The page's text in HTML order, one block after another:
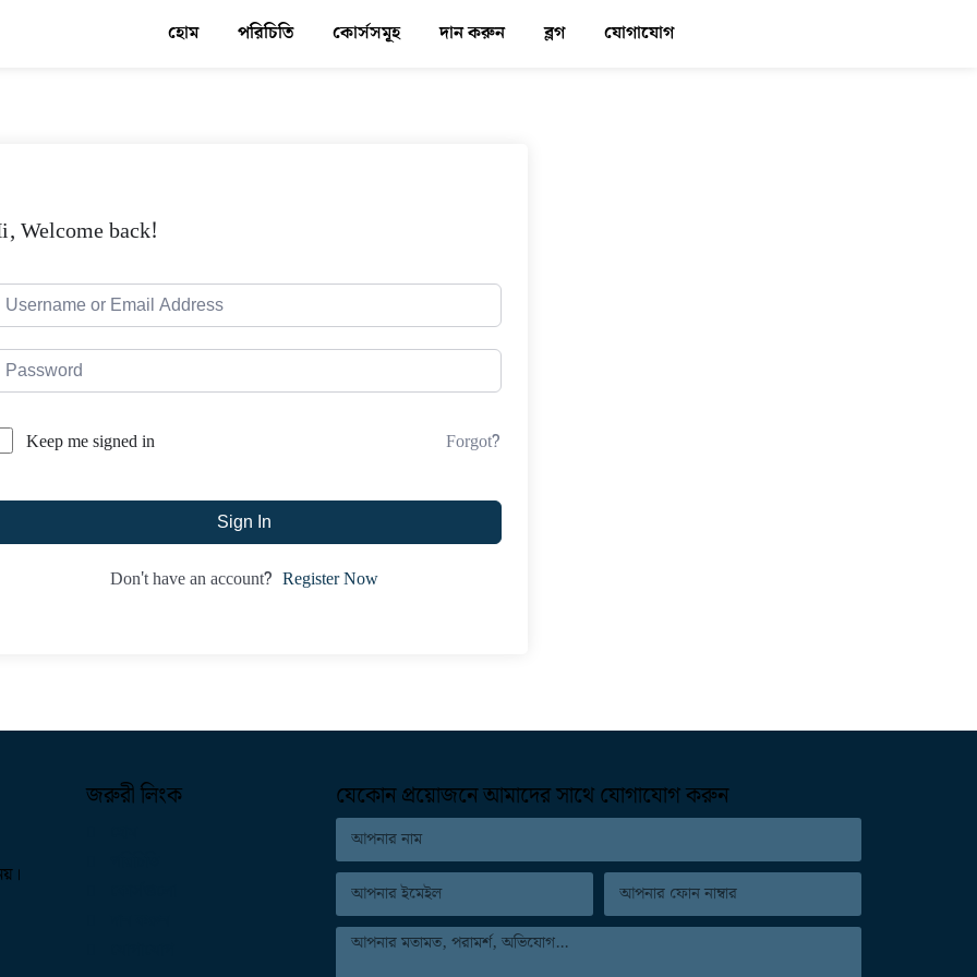
হোম পরিচিতি কোর্সসমূহ দান করুন ব্লগ যোগাযোগ
Welcome back!
Keep me signed in Forgot?
Sign In
Don't have an account? Register Now
জরুরী লিংক যেকোন প্রয়োজনে আমাদের সাথে যোগাযোগ করুন